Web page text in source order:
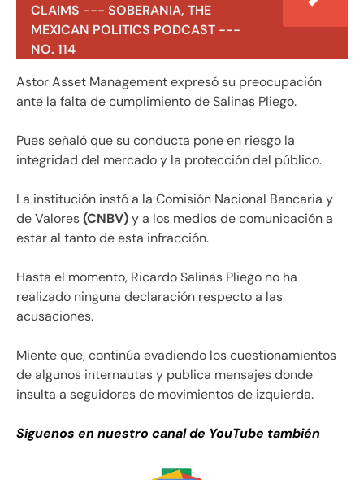
CLAIMS --- SOBERANIA, THE
MEXICAN POLITICS PODCAST ---
NO. 114
Astor Asset Management expresó su preocupación
ante la falta de cumplimiento de Salinas Pliego.
Pues señaló que su conducta pone en riesgo la
integridad del mercado y la protección del público.
La institución instó a la Comisión Nacional Bancaria y
de Valores(CNBV)y a los medios de comunicación a
estar al tanto de esta infracción.
Hasta el momento, Ricardo Salinas Pliego no ha
realizado ninguna declaración respecto a las
acusaciones.
Miente que, continúa evadiendo los cuestionamientos
de algunos internautas y publica mensajes donde
insulta a seguidores de movimientos de izquierda.
Síguenos en nuestro canal de YouTube también